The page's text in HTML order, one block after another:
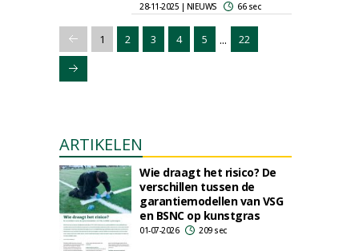
28-11-2025 | NIEUWS 66 sec
1 2 3 4 5 ... 22
ARTIKELEN
Wie draagt het risico? De
verschillen tussen de
garantiemodellen van VSG
en BSNC op kunstgras
01-07-2026 209 sec